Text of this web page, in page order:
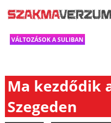
VÁLTOZÁSOK A SULIBAN
Ma kezdődik
Szegeden